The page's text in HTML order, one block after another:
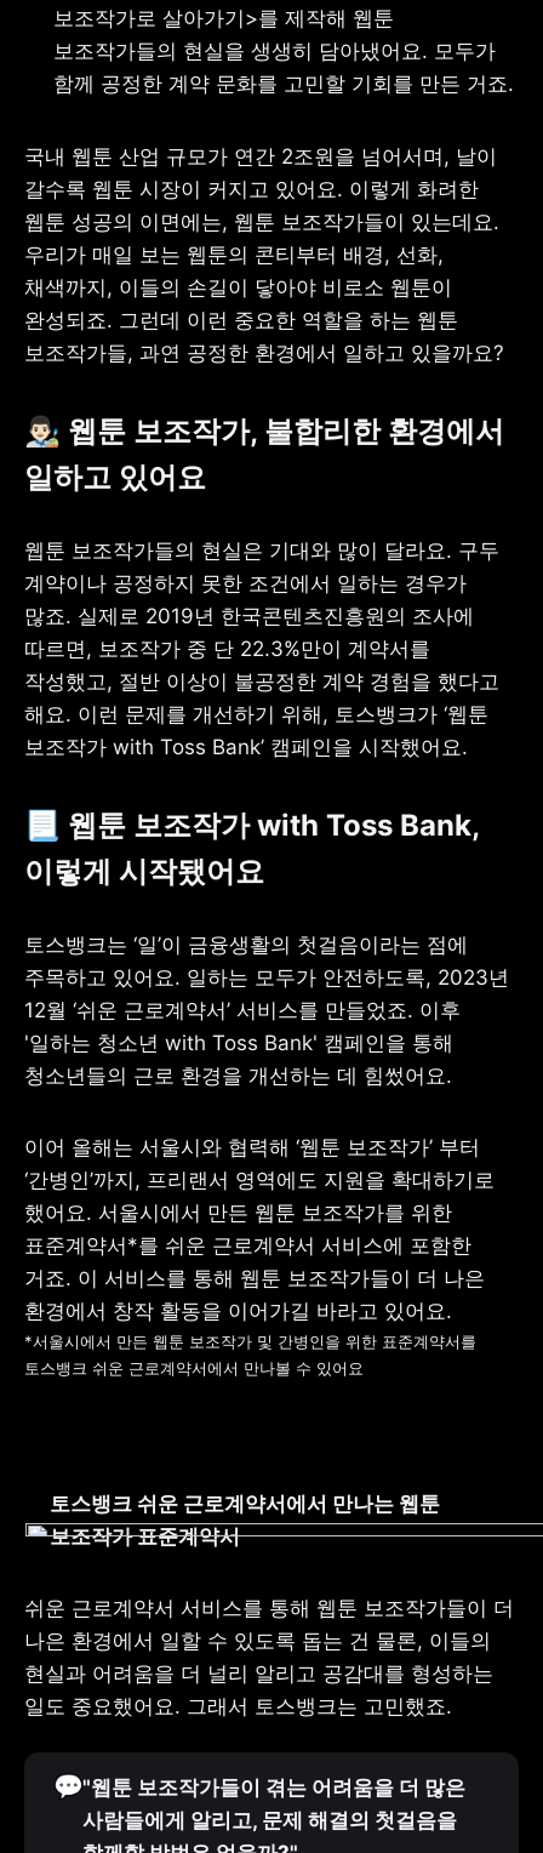
이메일 : help@tossbank.com
개인정보
처리방침
신용정보활용체제
이용자유의사항
보호금융상품등록부
준법제보
외부채널
경영공시
직원 고충 접수
채널
보조작가로 살아가기>를 제작해 웹툰
보조작가들의 현실을 생생히 담아냈어요. 모두가
함께 공정한 계약 문화를 고민할 기회를 만든 거죠.
국내 웹툰 산업 규모가 연간 2조원을 넘어서며, 날이
갈수록 웹툰 시장이 커지고 있어요. 이렇게 화려한
웹툰 성공의 이면에는, 웹툰 보조작가들이 있는데요.
우리가 매일 보는 웹툰의 콘티부터 배경, 선화,
채색까지, 이들의 손길이 닿아야 비로소 웹툰이
완성되죠. 그런데 이런 중요한 역할을 하는 웹툰
보조작가들, 과연 공정한 환경에서 일하고 있을까요?
👨🏻‍🎨 웹툰 보조작가, 불합리한 환경에서
일하고 있어요
웹툰 보조작가들의 현실은 기대와 많이 달라요. 구두
계약이나 공정하지 못한 조건에서 일하는 경우가
많죠. 실제로 2019년 한국콘텐츠진흥원의 조사에
따르면, 보조작가 중 단 22.3%만이 계약서를
작성했고, 절반 이상이 불공정한 계약 경험을 했다고
해요. 이런 문제를 개선하기 위해, 토스뱅크가 ‘웹툰
보조작가 with Toss Bank’ 캠페인을 시작했어요.
📃 웹툰 보조작가 with Toss Bank,
이렇게 시작됐어요
토스뱅크는 ‘일’이 금융생활의 첫걸음이라는 점에
주목하고 있어요. 일하는 모두가 안전하도록, 2023년
12월 ‘쉬운 근로계약서’ 서비스를 만들었죠. 이후
'일하는 청소년 with Toss Bank' 캠페인을 통해
청소년들의 근로 환경을 개선하는 데 힘썼어요.
이어 올해는 서울시와 협력해 ‘웹툰 보조작가’ 부터
‘간병인’까지, 프리랜서 영역에도 지원을 확대하기로
했어요. 서울시에서 만든 웹툰 보조작가를 위한
표준계약서*를 쉬운 근로계약서 서비스에 포함한
거죠. 이 서비스를 통해 웹툰 보조작가들이 더 나은
*서울시에서 만든 웹툰 보조작가 및 간병인을 위한 표준계약서를
토스뱅크 쉬운 근로계약서에서 만나볼 수 있어요
토스뱅크 쉬운 근로계약서에서 만나는 웹툰
보조작가 표준계약서
쉬운 근로계약서 서비스를 통해 웹툰 보조작가들이 더
나은 환경에서 일할 수 있도록 돕는 건 물론, 이들의
현실과 어려움을 더 널리 알리고 공감대를 형성하는
일도 중요했어요. 그래서 토스뱅크는 고민했죠.
💬"웹툰 보조작가들이 겪는 어려움을 더 많은
사람들에게 알리고, 문제 해결의 첫걸음을